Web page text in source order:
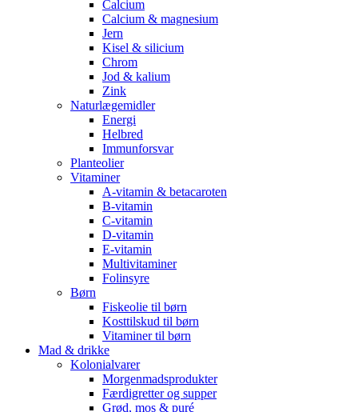
Calcium
Calcium & magnesium
Jern
Kisel & silicium
Chrom
Jod & kalium
Zink
Naturlægemidler
Energi
Helbred
Immunforsvar
Planteolier
Vitaminer
A-vitamin & betacaroten
B-vitamin
C-vitamin
D-vitamin
E-vitamin
Multivitaminer
Folinsyre
Børn
Fiskeolie til børn
Kosttilskud til børn
Vitaminer til børn
Mad & drikke
Kolonialvarer
Morgenmadsprodukter
Færdigretter og supper
Grød, mos & puré